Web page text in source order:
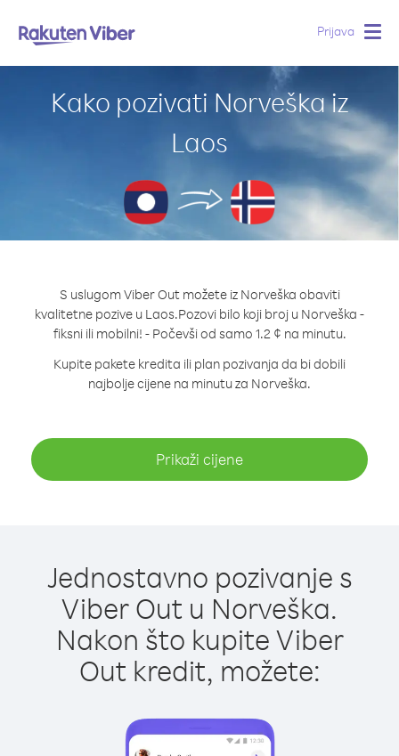
Prijava
Kako pozivati Norveška iz
Laos
S uslugom Viber Out možete iz Norveška obaviti
kvalitetne pozive u Laos.Pozovi bilo koji broj u Norveška -
fiksni ili mobilni! - Počevši od samo 1.2 ¢ na minutu.
Kupite pakete kredita ili plan pozivanja da bi dobili
najbolje cijene na minutu za Norveška.
Prikaži cijene
Jednostavno pozivanje s
Viber Out u Norveška.
Nakon što kupite Viber
Out kredit, možete: